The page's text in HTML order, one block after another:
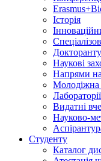
Історія
Наукові
Напрями
Молодіжна
Лабораторії
Видатні
Науково-
Студенту
Каталог